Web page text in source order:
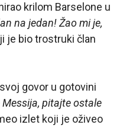
krilom Barselone u
na jedan! Žao mi je,
je bio trostruki član
govor u gotovini
pitajte ostale
izlet koji je oživeo